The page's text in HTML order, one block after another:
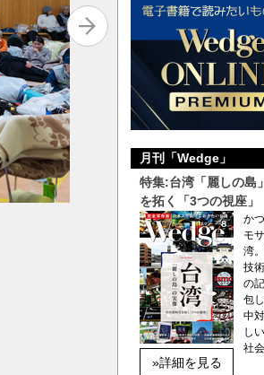
月刊「Wedge」
特集:台湾「麗しの
を拓く「3つの視座」
»詳細を見る
か
モ
湾
技
の
包
中
し
社